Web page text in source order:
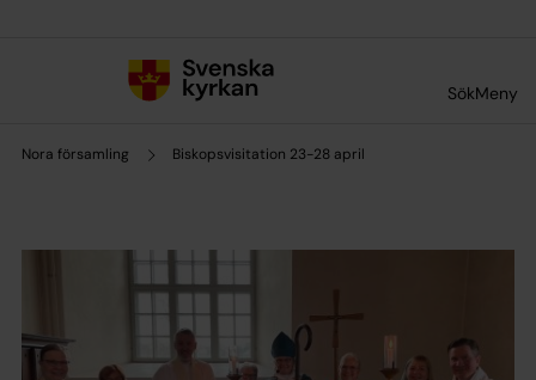
SökMeny
Nora församling Biskopsvisitation 23-28 april